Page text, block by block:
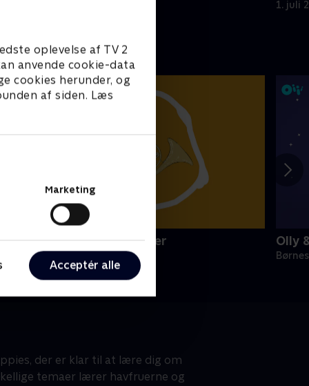
oplevelse af TV 2
anvende cookie-data
cookies herunder, og
af siden. Læs
Marketing
Acceptér alle
1. juli
Musikinstrumenter
• 1 sæsoner
Olly
der er klar til at lære dig om
temaer lærer havfruerne og